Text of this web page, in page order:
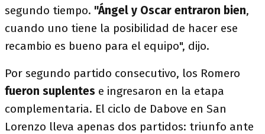
segundo tiempo. "Ángel y Oscar entraron bien,
cuando uno tiene la posibilidad de hacer ese
recambio es bueno para el equipo", dijo.
Por segundo partido consecutivo, los Romero
fueron suplentes e ingresaron en la etapa
complementaria. El ciclo de Dabove en San
Lorenzo lleva apenas dos partidos: triunfo ante